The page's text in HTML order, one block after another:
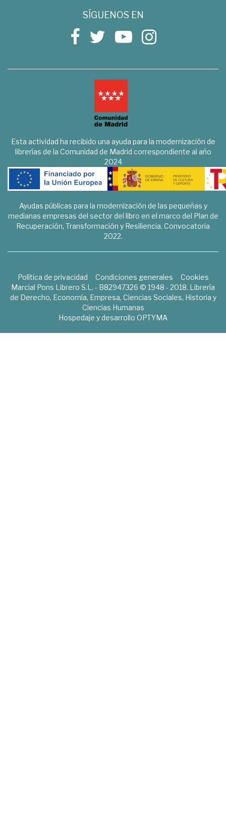
SÍGUENOS EN
Esta actividad ha recibido una ayuda para la modernización de
librerías de la Comunidad de Madrid correspondiente al año
2024
Ayudas públicas para la modernización de las pequeñas y
medianas empresas del sector del libro en el marco del Plan de
Recuperación, Transformación y Resiliencia. Convocatoria
2022.
Política de privacidad Condiciones generales
Cookies
Marcial Pons Librero S.L. - B82947326 © 1948 - 2018. Librería
de Derecho, Economía, Empresa, Ciencias Sociales, Historia y
Ciencias Humanas
Hospedaje y desarrollo OPTYMA